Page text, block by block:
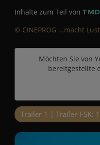
Inhalte zum Teil von
© CINEPROG ...macht
Möchten Sie von
bereitgestellte
Trailer 1 | Trailer-FSK: